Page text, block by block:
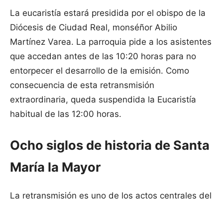
La eucaristía estará presidida por el obispo de la
Diócesis de Ciudad Real, monséñor Abilio
Martínez Varea. La parroquia pide a los asistentes
que accedan antes de las 10:20 horas para no
entorpecer el desarrollo de la emisión. Como
consecuencia de esta retransmisión
extraordinaria, queda suspendida la Eucaristía
habitual de las 12:00 horas.
Ocho siglos de historia de Santa
María la Mayor
La retransmisión es uno de los actos centrales del